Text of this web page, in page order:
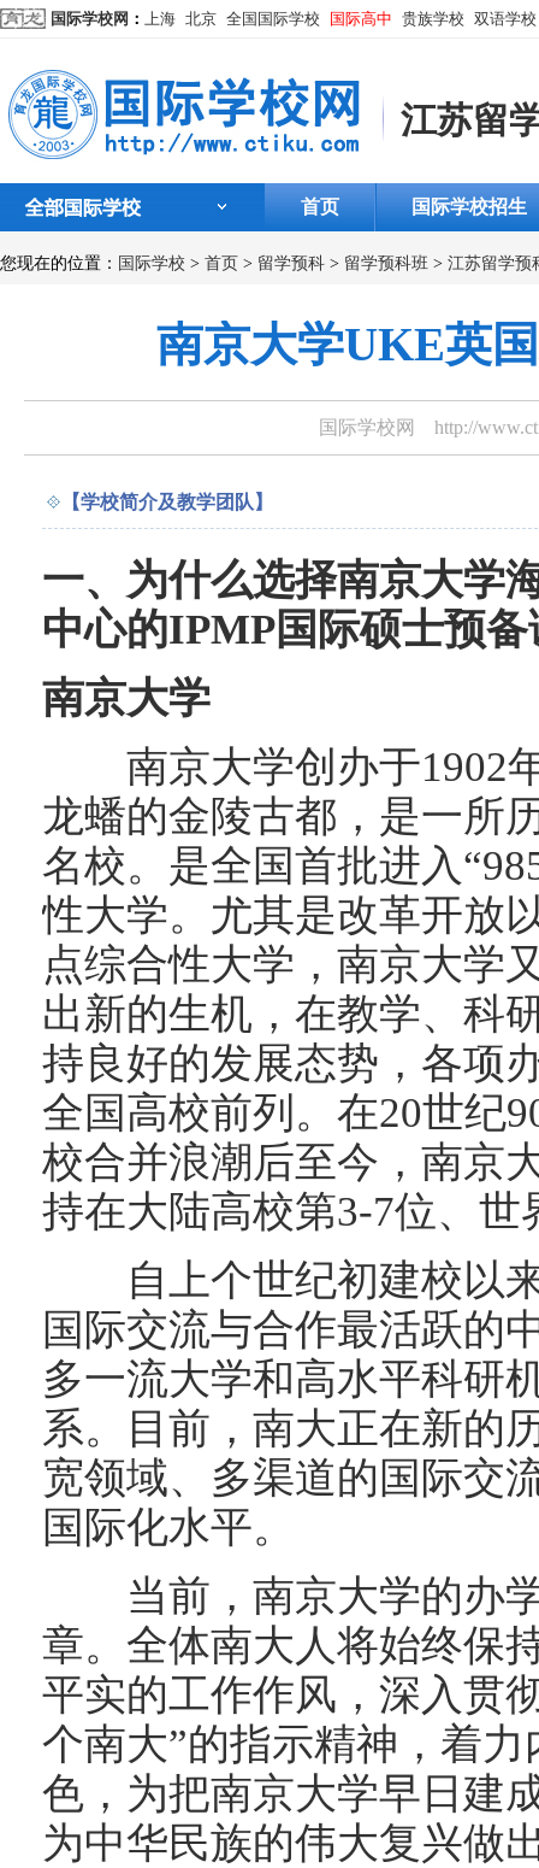
国际学校网 ： 上海 北京 全国国际学校 国际高中 贵族学校 双语学校
江苏留
首页 国际学校招生
您现在的位置： 国际学校 > 首页 > 留学预科 > 留学预科班 > 江苏留学预
南京大学UKE英
国际学校网 http://
【学校简介及教学团队】
一、为什么选择南京大学
中心的IPMP国际硕士预
南京大学
南京大学创办于1902
龙蟠的金陵古都，是一所
名校。是全国首批进入
性大学。尤其是改革开放
点综合性大学，南京大学
出新的生机，在教学、科
持良好的发展态势，各项
全国高校前列。在20世纪
校合并浪潮后至今，南京
持在大陆高校第3-7位、世
自上个世纪初建校以来
国际交流与合作最活跃的
多一流大学和高水平科研
系。目前，南大正在新的
宽领域、多渠道的国际交
国际化水平。
当前，南京大学的办学
章。全体南大人将始终保
平实的工作作风，深入贯
个南大”的指示精神，着
色，为把南京大学早日建
为中华民族的伟大复兴做